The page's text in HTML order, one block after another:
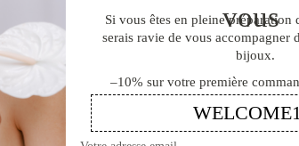
vous
Si vous êtes en pleine préparation
serais ravie de vous accompagner
bijoux.
–10% sur votre première